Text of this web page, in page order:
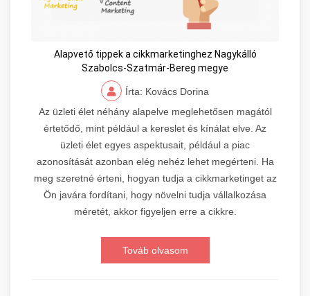
Alapvető tippek a cikkmarketinghez Nagykálló
Szabolcs-Szatmár-Bereg megye
Írta: Kovács Dorina
Az üzleti élet néhány alapelve meglehetősen magától
értetődő, mint például a kereslet és kínálat elve. Az
üzleti élet egyes aspektusait, például a piac
azonosítását azonban elég nehéz lehet megérteni. Ha
meg szeretné érteni, hogyan tudja a cikkmarketinget az
Ön javára fordítani, hogy növelni tudja vállalkozása
méretét, akkor figyeljen erre a cikkre.
Továb olvasom